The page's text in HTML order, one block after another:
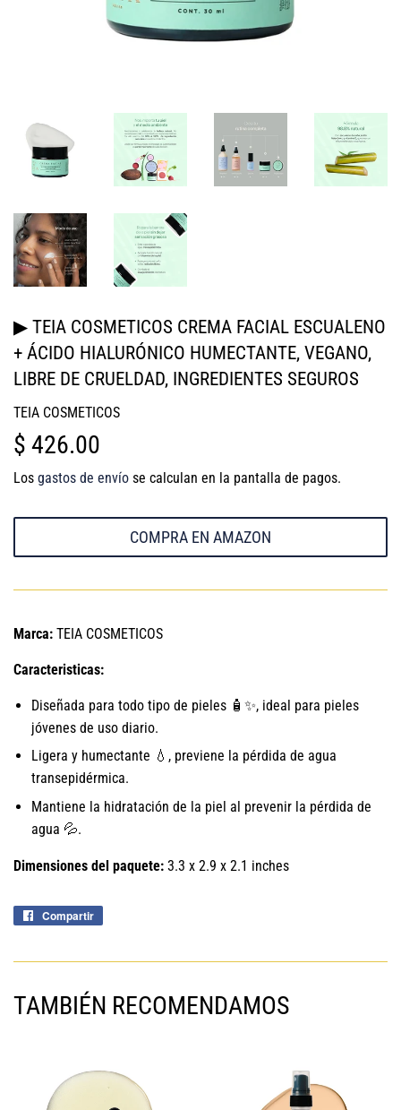
▶ TEIA COSMETICOS CREMA FACIAL ESCUALENO
+ ÁCIDO HIALURÓNICO HUMECTANTE, VEGANO,
LIBRE DE CRUELDAD, INGREDIENTES SEGUROS
TEIA COSMETICOS
$ 426.00
426.00
Los gastos de envío se calculan en la pantalla de pagos.
COMPRA EN AMAZON
Marca: TEIA COSMETICOS
Caracteristicas:
Diseñada para todo tipo de pieles 🧴✨, ideal para pieles
jóvenes de uso diario.
Ligera y humectante 💧, previene la pérdida de agua
transepidérmica.
Mantiene la hidratación de la piel al prevenir la pérdida de
agua 💦.
Dimensiones del paquete: 3.3 x 2.9 x 2.1 inches
Compartir
TAMBIÉN RECOMENDAMOS